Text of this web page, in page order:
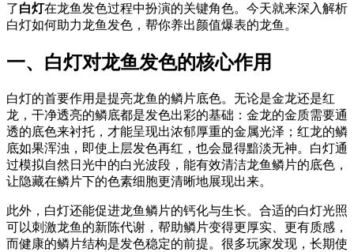
了白灯在龙鱼发色过程中扮演的关键角色。今天就来深入解析
白灯如何助力龙鱼发色，帮你养出颜值爆表的龙鱼。
一、白灯对龙鱼发色的核心作用
白灯的首要作用是提亮龙鱼的鳞片底色。无论是金龙还是红
龙，干净透亮的鳞底都是发色出彩的基础：金龙的金质需要通
透的底色来衬托，才能呈现出浓郁厚重的金属光泽；红龙的鳞
底如果浑浊，即使上层发色再红，也会显得黯淡无神。白灯通
过模拟自然日光中的白光波段，能有效清洁龙鱼鳞片的底色，
让隐藏在鳞片下的色素细胞更清晰地展现出来。
此外，白灯还能促进龙鱼鳞片的钙化与生长。合适的白灯光照
可以刺激龙鱼的新陈代谢，帮助鳞片变得更厚实、更有质感，
而健康的鳞片结构是发色稳定的前提。很多玩家发现，长期使